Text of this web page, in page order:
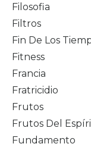
Filosofia
Filtros
Fin De Los
Fitness
Francia
Fratricidio
Frutos
Frutos Del
Fundamento